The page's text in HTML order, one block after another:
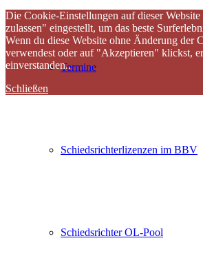
Termine
Schiedsrichterlizenzen im BBV
Schiedsrichter OL-Pool
Die Cookie-Einstellungen auf dieser
zulassen" eingestellt, um das beste
Wenn du diese Website ohne Änderung der
verwendest oder auf "Akzeptieren" klickst,
einverstanden..
Schließen